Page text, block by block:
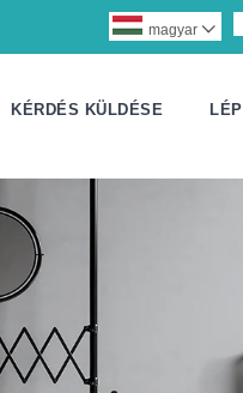
magyar 
KÉRDÉS KÜLDÉSE